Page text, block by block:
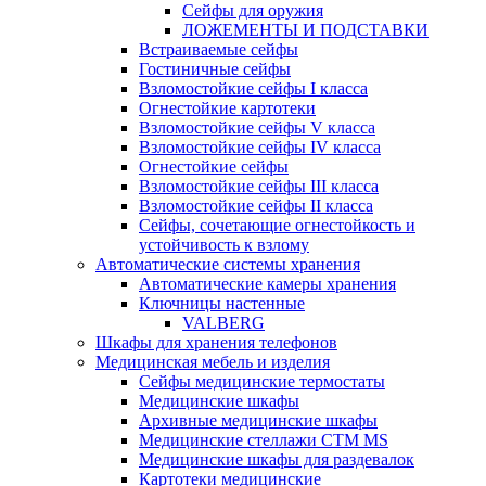
Сейфы для оружия
ЛОЖЕМЕНТЫ И ПОДСТАВКИ
Встраиваемые сейфы
Гостиничные сейфы
Взломостойкие сейфы I класса
Огнестойкие картотеки
Взломостойкие сейфы V класса
Взломостойкие сейфы IV класса
Огнестойкие сейфы
Взломостойкие сейфы III класса
Взломостойкие сейфы II класса
Сейфы, сочетающие огнестойкость и
устойчивость к взлому
Автоматические системы хранения
Автоматические камеры хранения
Ключницы настенные
VALBERG
Шкафы для хранения телефонов
Медицинская мебель и изделия
Сейфы медицинские термостаты
Медицинские шкафы
Архивные медицинские шкафы
Медицинские стеллажи CTM MS
Медицинские шкафы для раздевалок
Картотеки медицинские